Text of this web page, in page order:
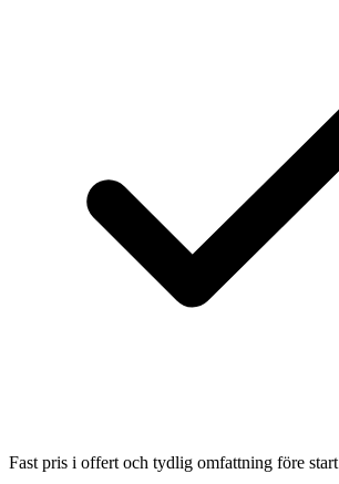
Fast pris i offert och tydlig omfattning före start